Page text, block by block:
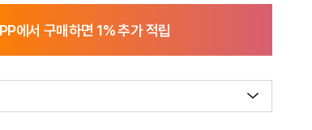
에서 구매하면 1% 추가 적립